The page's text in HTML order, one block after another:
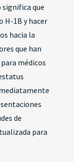
que
H-1B y hacer
hacia la
que han
médicos
de
para